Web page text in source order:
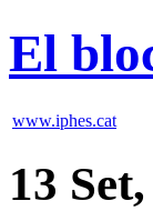
El
www.iphes.cat
13